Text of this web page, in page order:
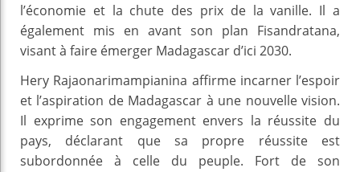
l’économie et la chute des prix de la vanille. Il a
également mis en avant son plan Fisandratana,
visant à faire émerger Madagascar d’ici 2030.
Hery Rajaonarimampianina affirme incarner l’espoir
et l’aspiration de Madagascar à une nouvelle vision.
Il exprime son engagement envers la réussite du
pays, déclarant que sa propre réussite est
subordonnée à celle du peuple. Fort de son